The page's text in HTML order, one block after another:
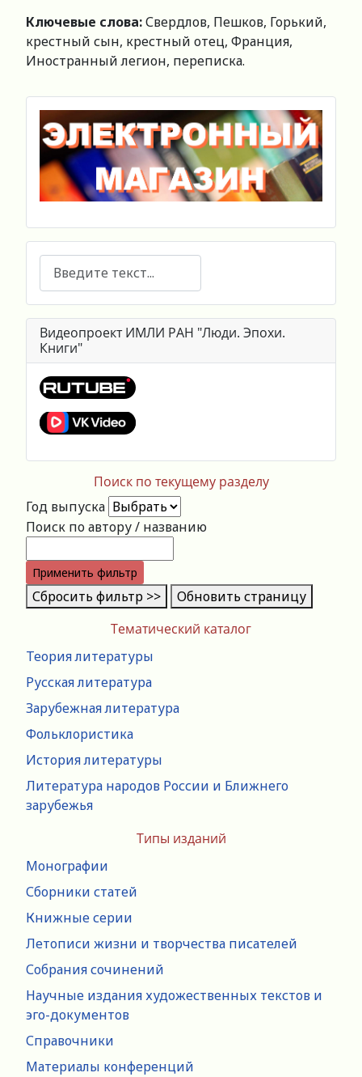
Тематический каталог
Теория литературы
Русская литература
Зарубежная литература
Фольклористика
История литературы
Литература народов России и Ближнего
зарубежья
Типы изданий
Монографии
Сборники статей
Книжные серии
Летописи жизни и творчества писателей
Собрания сочинений
Научные издания художественных текстов и
эго-документов
Справочники
Материалы конференций
Ключевые слова:Свердлов, Пешков, Горький,
крестный сын, крестный отец, Франция,
Иностранный легион, переписка.
Поиск
Видеопроект ИМЛИ РАН "Люди. Эпохи.
Книги"
Поиск по текущему разделу
Год выпуска
Поиск по автору / названию
Применить фильтр
Сбросить фильтр >> Обновить страницу